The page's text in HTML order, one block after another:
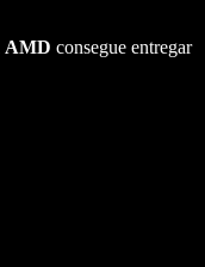
AMD consegue entregar